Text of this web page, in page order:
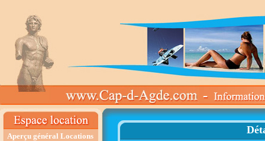
Aperçu général Locations